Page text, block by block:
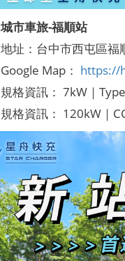
城市車旅-福順站
地址：台中市西屯區福
Google Map： https://
規格資訊： 7kW｜
規格資訊： 120kW｜